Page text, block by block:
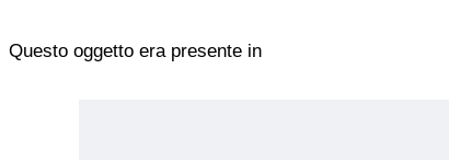
Questo oggetto era presente in